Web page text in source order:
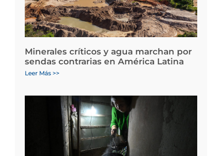
Minerales críticos y agua marchan por
sendas contrarias en América Latina
Leer Más >>